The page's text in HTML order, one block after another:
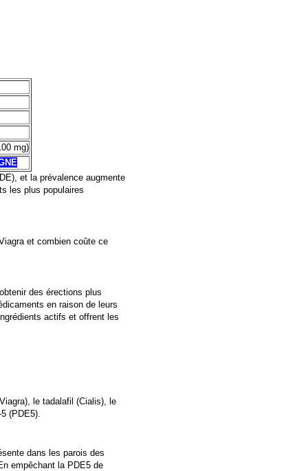
mg)
et la prévalence augmente
les plus populaires
et combien coûte ce
des érections plus
en raison de leurs
actifs et offrent les
le tadalafil (Cialis), le
(PDE5).
dans les parois des
empêchant la PDE5 de